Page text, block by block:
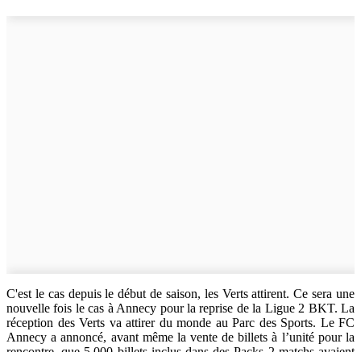
C'est le cas depuis le début de saison, les Verts attirent. Ce sera une
nouvelle fois le cas à Annecy pour la reprise de la Ligue 2 BKT. La
réception des Verts va attirer du monde au Parc des Sports. Le FC
Annecy a annoncé, avant même la vente de billets à l’unité pour la